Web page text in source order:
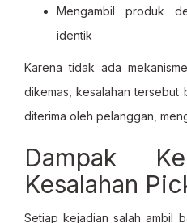
Mengambil produk
identik
Karena tidak ada
dikemas, kesalahan tersebut
diterima oleh pelanggan,
Dampak
Kesalahan
Setiap kejadian salah ambil